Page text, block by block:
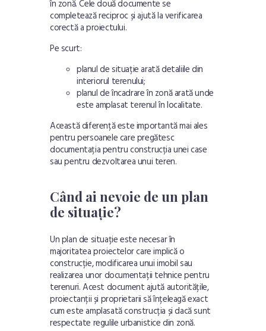
în zonă. Cele două documente se
completează reciproc și ajută la verificarea
corectă a proiectului.
Pe scurt:
planul de situație arată detaliile din
interiorul terenului;
planul de încadrare în zonă arată unde
este amplasat terenul în localitate.
Această diferență este importantă mai ales
pentru persoanele care pregătesc
documentația pentru construcția unei case
sau pentru dezvoltarea unui teren.
Când ai nevoie de un plan
de situație?
Un plan de situație este necesar în
majoritatea proiectelor care implică o
construcție, modificarea unui imobil sau
realizarea unor documentații tehnice pentru
terenuri. Acest document ajută autoritățile,
proiectanții și proprietarii să înțeleagă exact
cum este amplasată construcția și dacă sunt
respectate regulile urbanistice din zonă.